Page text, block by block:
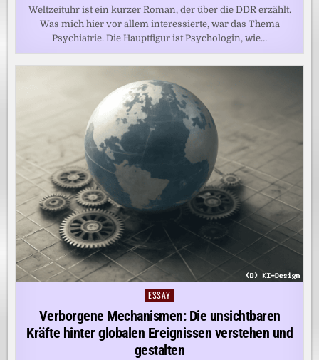
Weltzeituhr ist ein kurzer Roman, der über die DDR erzählt.
Was mich hier vor allem interessierte, war das Thema
Psychiatrie. Die Hauptfigur ist Psychologin, wie…
Posted
in
ESSAY
Verborgene Mechanismen: Die unsichtbaren
Kräfte hinter globalen Ereignissen verstehen und
gestalten